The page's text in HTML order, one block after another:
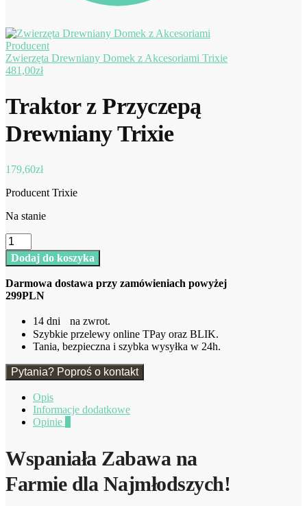
Zwierzęta Drewniany Domek z Akcesoriami Trixie
481,00zł
Traktor z Przyczepą
Drewniany Trixie
179,60zł
Producent Trixie
Na stanie
ilość
Traktor
z
Drewniany
Trixie
Dodaj do koszyka
Darmowa dostawa przy zamówieniach powyżej
299PLN
14 dni na zwrot.
Szybkie przelewy online TPay oraz BLIK.
Tania, bezpieczna i szybka wysyłka w 24h.
Pytania? Poproś o kontakt
Opis
Informacje dodatkowe
Opinie
Wspaniała Zabawa na
Farmie dla Najmłodszych!